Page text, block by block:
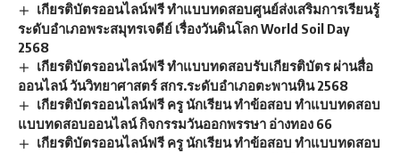
เกียรติบัตรออนไลน์ฟรี ทำแบบทดสอบศูนย์ส่งเสริมการเรียนรู้
ระดับอำเภอพระสมุทรเจดีย์ เรื่องวันดินโลก World Soil Day
2568
เกียรติบัตรออนไลน์ฟรี ทำแบบทดสอบรับเกียรติบัตร ผ่านสื่อ
ออนไลน์ วันวิทยาศาสตร์ สกร.ระดับอำเภอตะพานหิน 2568
เกียรติบัตรออนไลน์ฟรี ครู นักเรียน ทำข้อสอบ ทำแบบทดสอบ
แบบทดสอบออนไลน์ กิจกรรมวันออกพรรษา อ่างทอง 66
เกียรติบัตรออนไลน์ฟรี ครู นักเรียน ทำข้อสอบ ทำแบบทดสอบ